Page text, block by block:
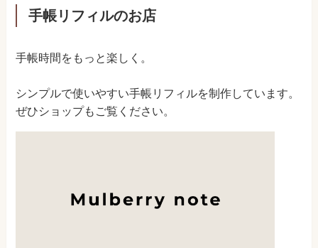
手帳リフィルのお店
手帳時間をもっと楽しく。
シンプルで使いやすい手帳リフィルを制作しています。
ぜひショップもご覧ください。